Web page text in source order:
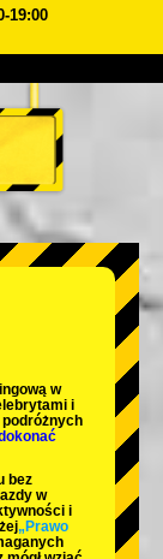
19:00
Cena
Akihabara#1
Bay
Osaka
w
i
podróżnych
bez
w
i
„Prawo